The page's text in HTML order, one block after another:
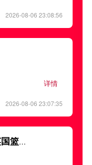
2026-08-06 23:08:56
详情
2026-08-06 23:07:35
对阵开拓者！伦敦雄狮是历史首支和NBA球队交手的英国篮球俱乐